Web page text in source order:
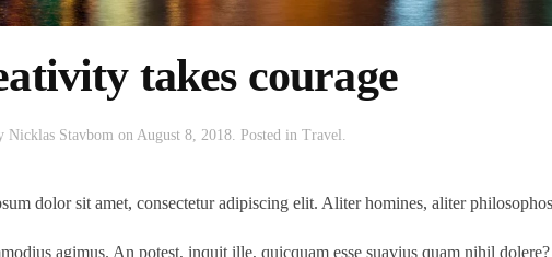
takes courage
Nicklas Stavbom on August 8, 2018. Posted in Travel .
dolor sit amet, consectetur adipiscing elit. Aliter homines, aliter
agimus. An potest, inquit ille, quicquam esse suavius quam nihil